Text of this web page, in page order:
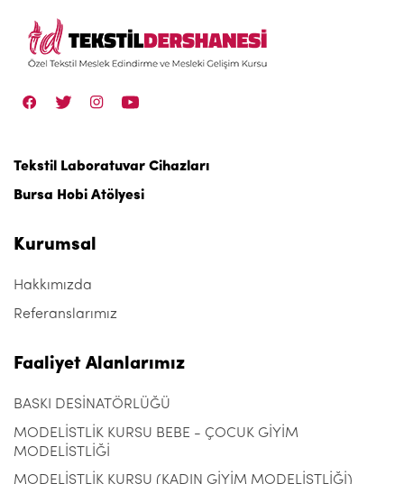
Tekstil Laboratuvar Cihazları
Bursa Hobi Atölyesi
Kurumsal
Hakkımızda
Referanslarımız
Faaliyet Alanlarımız
BASKI DESİNATÖRLÜĞÜ
MODELİSTLİK KURSU BEBE - ÇOCUK GİYİM
MODELİSTLİĞİ
MODELİSTLİK KURSU (KADIN GİYİM MODELİSTLİĞİ)